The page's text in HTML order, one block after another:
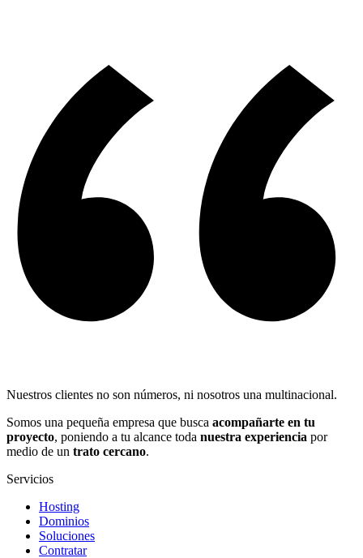
Nuestros clientes no son números, ni nosotros una multinacional.
Somos una pequeña empresa que busca acompañarte en tu
proyecto, poniendo a tu alcance toda nuestra experiencia por
medio de un trato cercano.
Servicios
Hosting
Dominios
Soluciones
Contratar